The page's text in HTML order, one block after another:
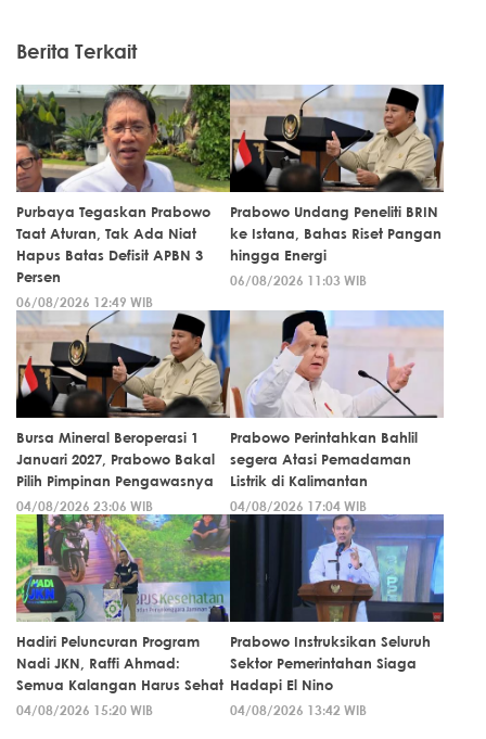
Berita Terkait
Purbaya Tegaskan Prabowo
Taat Aturan, Tak Ada Niat
Hapus Batas Defisit APBN 3
Persen
06/08/2026 12:49 WIB
Prabowo Undang Peneliti BRIN
ke Istana, Bahas Riset Pangan
hingga Energi
06/08/2026 11:03 WIB
Bursa Mineral Beroperasi 1
Januari 2027, Prabowo Bakal
Pilih Pimpinan Pengawasnya
04/08/2026 23:06 WIB
Prabowo Perintahkan Bahlil
segera Atasi Pemadaman
Listrik di Kalimantan
04/08/2026 17:04 WIB
Hadiri Peluncuran Program
Nadi JKN, Raffi Ahmad:
Semua Kalangan Harus Sehat
04/08/2026 15:20 WIB
Prabowo Instruksikan Seluruh
Sektor Pemerintahan Siaga
Hadapi El Nino
04/08/2026 13:42 WIB